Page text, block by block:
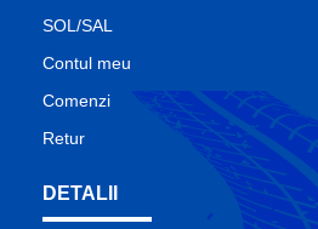
SOL/SAL
Contul meu
Comenzi
Retur
DETALII